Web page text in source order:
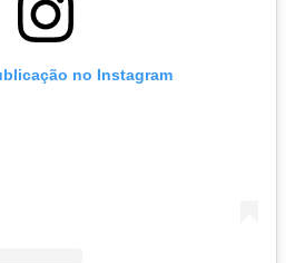
no Instagram